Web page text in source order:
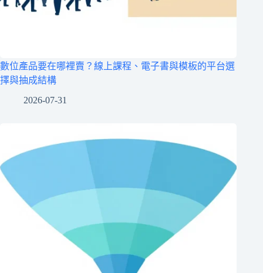
數位產品要在哪裡賣？線上課程、電子書與模板的平台選
擇與抽成結構
2026-07-31